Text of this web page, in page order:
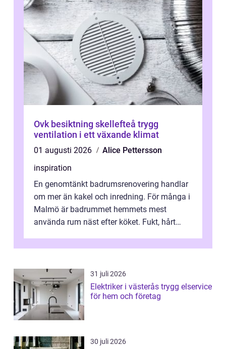
Ovk besiktning skellefteå trygg
ventilation i ett växande klimat
01 augusti 2026
Alice Pettersson
inspiration
En genomtänkt badrumsrenovering handlar
om mer än kakel och inredning. För många i
Malmö är badrummet hemmets mest
använda rum näst efter köket. Fukt, hårt
...
31 juli 2026
Elektriker i västerås trygg elservice
för hem och företag
30 juli 2026